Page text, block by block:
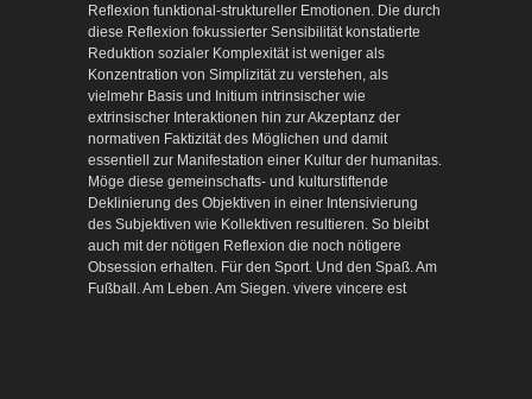
Reflexion funktional-struktureller Emotionen. Die durch
diese Reflexion fokussierter Sensibilität konstatierte
Reduktion sozialer Komplexität ist weniger als
Konzentration von Simplizität zu verstehen, als
vielmehr Basis und Initium intrinsischer wie
extrinsischer Interaktionen hin zur Akzeptanz der
normativen Faktizität des Möglichen und damit
essentiell zur Manifestation einer Kultur der humanitas.
Möge diese gemeinschafts- und kulturstiftende
Deklinierung des Objektiven in einer Intensivierung
des Subjektiven wie Kollektiven resultieren. So bleibt
auch mit der nötigen Reflexion die noch nötigere
Obsession erhalten. Für den Sport. Und den Spaß. Am
Fußball. Am Leben. Am Siegen. vivere vincere est